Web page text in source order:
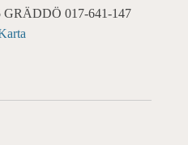
GRÄDDÖ 017-641-147